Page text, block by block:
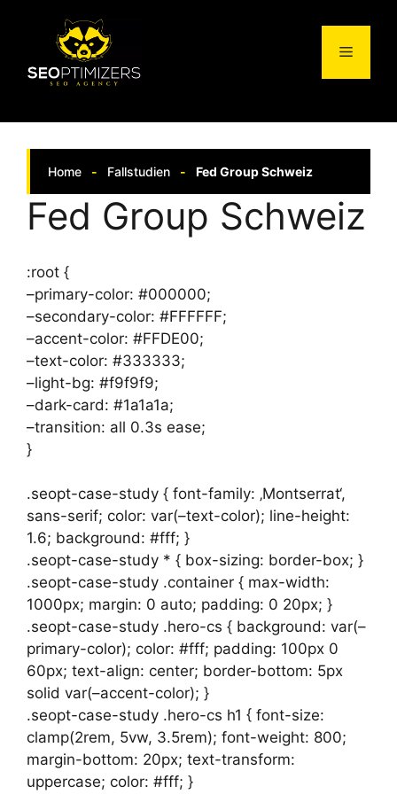
Menü
Home - Fallstudien - Fed Group Schweiz
Fed Group Schweiz
:root {
–primary-color: #000000;
–secondary-color: #FFFFFF;
–accent-color: #FFDE00;
–text-color: #333333;
–light-bg: #f9f9f9;
–dark-card: #1a1a1a;
–transition: all 0.3s ease;
}
.seopt-case-study { font-family: ‚Montserrat‘,
sans-serif; color: var(–text-color); line-height:
1.6; background: #fff; }
.seopt-case-study * { box-sizing: border-box; }
.seopt-case-study .container { max-width:
1000px; margin: 0 auto; padding: 0 20px; }
.seopt-case-study .hero-cs { background: var(–
primary-color); color: #fff; padding: 100px 0
60px; text-align: center; border-bottom: 5px
solid var(–accent-color); }
.seopt-case-study .hero-cs h1 { font-size:
clamp(2rem, 5vw, 3.5rem); font-weight: 800;
margin-bottom: 20px; text-transform:
uppercase; color: #fff; }